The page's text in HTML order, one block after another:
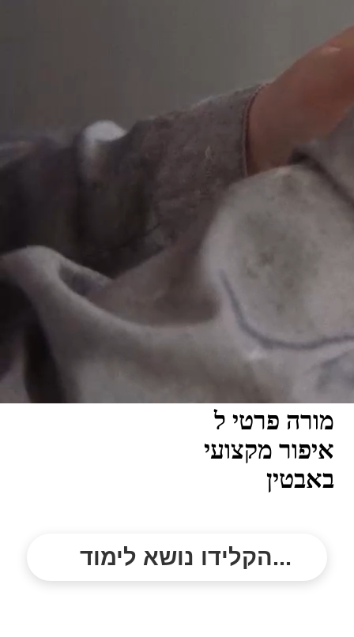
מורה פרטי ל
איפור מקצועי
באבטין
הקלידו נושא לימוד...